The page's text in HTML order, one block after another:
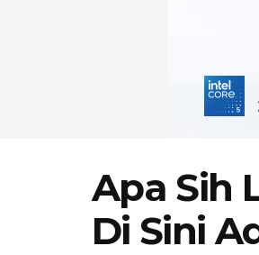
Apa Sih
Di Sini